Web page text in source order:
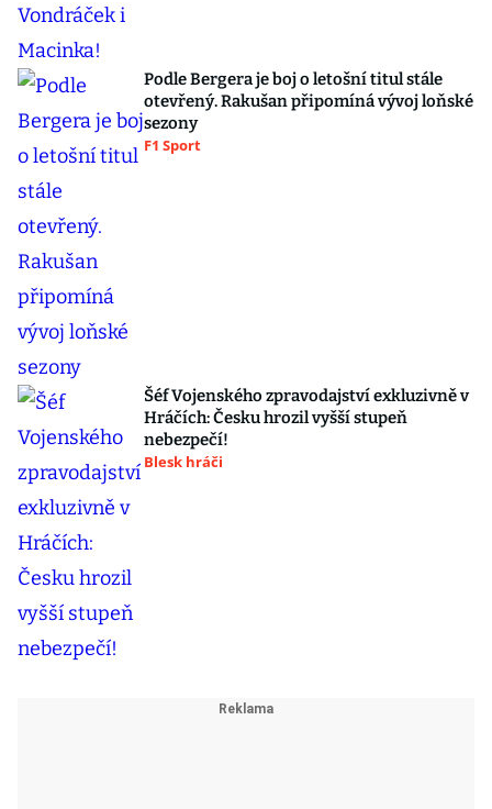
Podle Bergera je boj o letošní titul stále
otevřený. Rakušan připomíná vývoj loňské
sezony
F1 Sport
Šéf Vojenského zpravodajství exkluzivně v
Hráčích: Česku hrozil vyšší stupeň
nebezpečí!
Blesk hráči